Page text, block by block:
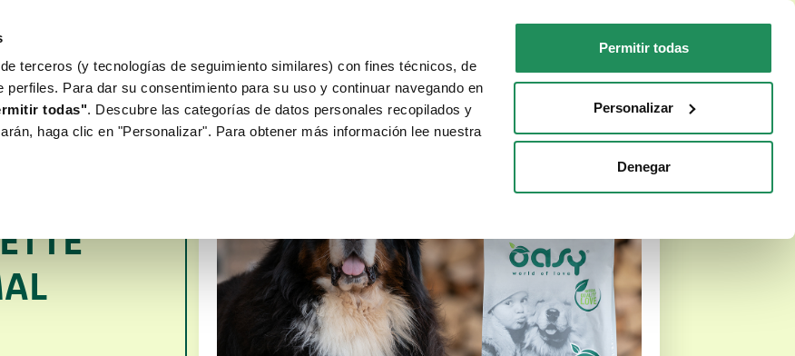
terceros (y tecnologías de seguimiento similares) con fines técnicos, de
perfiles. Para dar su consentimiento para su uso y continuar navegando en
todas". Descubre las categorías de datos personales recopilados y
haga clic en "Personalizar". Para obtener más información lee nuestra
Permitir todas
Personalizar
Denegar
Contactos ES
WORLD OF LOVE PARA TU PERRO PARA TU GATO DÓNDE COMPRAR